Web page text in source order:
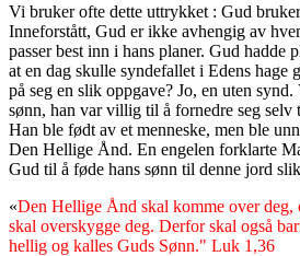
Vi bruker ofte dette uttrykket : Gud
Inneforstått, Gud er ikke avhengig av
passer best inn i hans planer. Gud hadde
at en dag skulle syndefallet i Edens hage
på seg en slik oppgave? Jo, en uten
sønn, han var villig til å fornedre seg selv
Han ble født av et menneske, men ble
Den Hellige Ånd. En engelen forklarte
Gud til å føde hans sønn til denne jord
«Den Hellige Ånd skal komme over deg,
skal overskygge deg. Derfor skal også
hellig og kalles Guds Sønn." Luk 1,36